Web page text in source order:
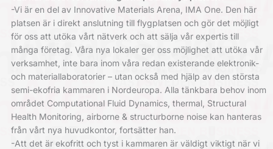
-Vi är en del av Innovative Materials Arena, IMA One. Den här
platsen är i direkt anslutning till flygplatsen och gör det möjligt
för oss att utöka vårt nätverk och att sälja vår expertis till
många företag. Våra nya lokaler ger oss möjlighet att utöka vår
verksamhet, inte bara inom våra redan existerande elektronik-
och materiallaboratorier – utan också med hjälp av den största
semi-ekofria kammaren i Nordeuropa. Alla tänkbara behov inom
området Computational Fluid Dynamics, thermal, Structural
Health Monitoring, airborne & structurborne noise kan hanteras
från vårt nya huvudkontor, fortsätter han.
-Att det är ekofritt och tyst i kammaren är väldigt viktigt när vi